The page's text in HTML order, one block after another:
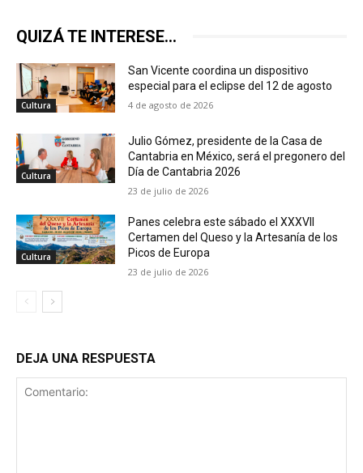
QUIZÁ TE INTERESE...
Cultura
San Vicente coordina un dispositivo
especial para el eclipse del 12 de agosto
4 de agosto de 2026
Cultura
Julio Gómez, presidente de la Casa de
Cantabria en México, será el pregonero del
Día de Cantabria 2026
23 de julio de 2026
Cultura
Panes celebra este sábado el XXXVII
Certamen del Queso y la Artesanía de los
Picos de Europa
23 de julio de 2026
DEJA UNA RESPUESTA